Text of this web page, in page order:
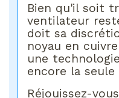
Bien qu'il soit
ventilateur
doit sa
noyau en
une
encore la seule
Réjouissez-